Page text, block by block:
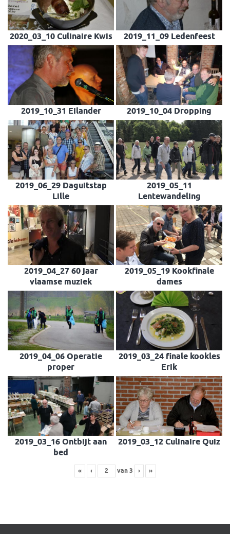
2020_03_10 Culinaire Kwis 2019_11_09 Ledenfeest
2019_10_31 Eilander 2019_10_04 Dropping
2019_06_29 Daguitstap
Lille
2019_05_11
Lentewandeling
2019_04_27 60 jaar
vlaamse muziek
2019_05_19 Kookfinale
dames
2019_04_06 Operatie
proper
2019_03_24 finale kookles
Erik
2019_03_16 Ontbijt aan
bed
2019_03_12 Culinaire Quiz
« ‹ van3 › »